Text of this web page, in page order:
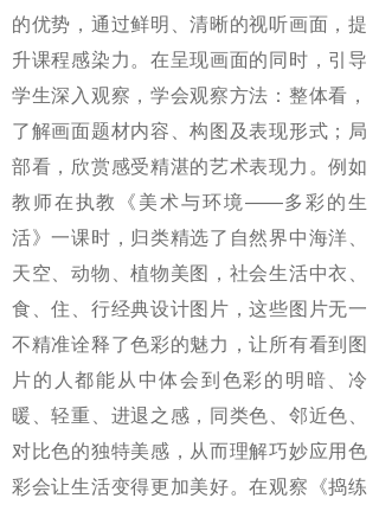
的优势，通过鲜明、清晰的视听画面，提
升课程感染力。在呈现画面的同时，引导
学生深入观察，学会观察方法：整体看，
了解画面题材内容、构图及表现形式；局
部看，欣赏感受精湛的艺术表现力。例如
教师在执教《美术与环境——多彩的生
活》一课时，归类精选了自然界中海洋、
天空、动物、植物美图，社会生活中衣、
食、住、行经典设计图片，这些图片无一
不精准诠释了色彩的魅力，让所有看到图
片的人都能从中体会到色彩的明暗、冷
暖、轻重、进退之感，同类色、邻近色、
对比色的独特美感，从而理解巧妙应用色
彩会让生活变得更加美好。在观察《捣练